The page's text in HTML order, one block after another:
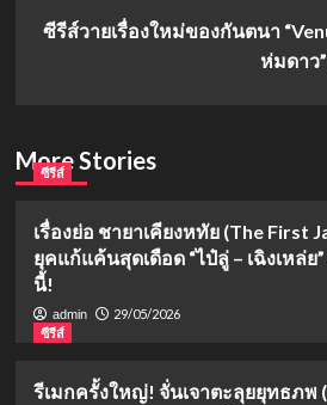
ซีรีส์วายเรื่องใหม่ของกันตนา
ห่มดาว
More Stories
ซีรีส์
เรื่องย่อ ชายาเคียงหทัย (The First
ยุคแก้แค้นสุดเดือด “ไป๋ลู่ – เฉิงเหล่ย
นี้!
admin
29/05/2026
ซีรีส์
รีเมกครั้งใหญ่! จั่นเจาตะลุยยุทธภพ